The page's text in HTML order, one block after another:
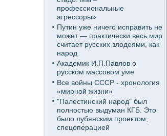
профессиональные
агрессоры»
Путин уже ничего исправить не
может — практически весь мир
считает русских злодеями, как
народ
Академик И.П.Павлов о
русском массовом уме
Все войны СССР - хронология
«мирной жизни»
"Палестинский народ" был
полностью выдуман КГБ. Это
было лубянским проектом,
спецоперацией